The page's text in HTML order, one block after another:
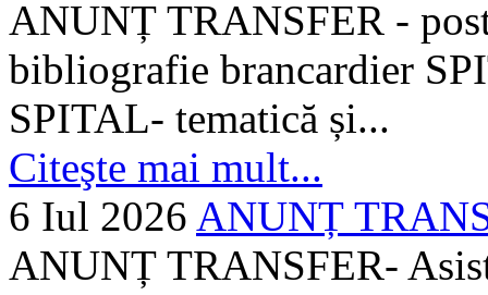
ANUNȚ TRANSFER -
bibliografie brancardier
SPITAL- tematică și...
Citeşte mai mult...
6 Iul 2026 ANUNȚ
ANUNȚ TRANSFER-